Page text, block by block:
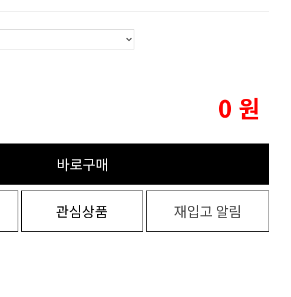
0 원
바로구매
관심상품 재입고 알림